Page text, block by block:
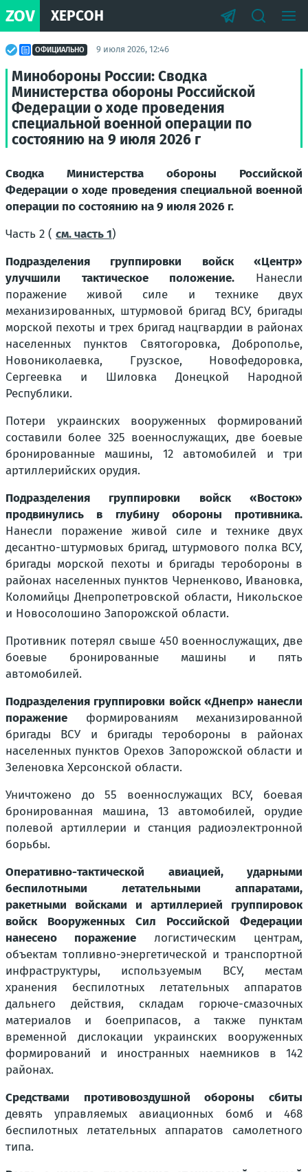
ZOV ХЕРСОН
ОФИЦИАЛЬНО 9 июля 2026, 12:46
Минобороны России: Сводка
Министерства обороны Российской
Федерации о ходе проведения
специальной военной операции по
состоянию на 9 июля 2026 г
Сводка Министерства обороны Российской
Федерации о ходе проведения специальной военной
операции по состоянию на 9 июля 2026 г.
Часть 2 ( см. часть 1)
Подразделения группировки войск «Центр»
улучшили тактическое положение. Нанесли
поражение живой силе и технике двух
механизированных, штурмовой бригад ВСУ, бригады
морской пехоты и трех бригад нацгвардии в районах
населенных пунктов Святогоровка, Доброполье,
Новониколаевка, Грузское, Новофедоровка,
Сергеевка и Шиловка Донецкой Народной
Республики.
Потери украинских вооруженных формирований
составили более 325 военнослужащих, две боевые
бронированные машины, 12 автомобилей и три
артиллерийских орудия.
Подразделения группировки войск «Восток»
продвинулись в глубину обороны противника.
Нанесли поражение живой силе и технике двух
десантно-штурмовых бригад, штурмового полка ВСУ,
бригады морской пехоты и бригады теробороны в
районах населенных пунктов Черненково, Ивановка,
Коломийцы Днепропетровской области, Никольское
и Новосолошино Запорожской области.
Противник потерял свыше 450 военнослужащих, две
боевые бронированные машины и пять
автомобилей.
Подразделения группировки войск «Днепр» нанесли
поражение формированиям механизированной
бригады ВСУ и бригады теробороны в районах
населенных пунктов Орехов Запорожской области и
Зеленовка Херсонской области.
Уничтожено до 55 военнослужащих ВСУ, боевая
бронированная машина, 13 автомобилей, орудие
полевой артиллерии и станция радиоэлектронной
борьбы.
Оперативно-тактической авиацией, ударными
беспилотными летательными аппаратами,
ракетными войсками и артиллерией группировок
войск Вооруженных Сил Российской Федерации
нанесено поражение логистическим центрам,
объектам топливно-энергетической и транспортной
инфраструктуры, используемым ВСУ, местам
хранения беспилотных летательных аппаратов
дальнего действия, складам горюче-смазочных
материалов и боеприпасов, а также пунктам
временной дислокации украинских вооруженных
формирований и иностранных наемников в 142
районах.
Средствами противовоздушной обороны сбиты
девять управляемых авиационных бомб и 468
беспилотных летательных аппаратов самолетного
типа.